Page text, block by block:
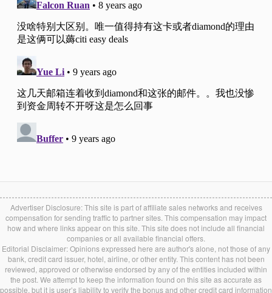
Advertiser Disclosure: This site is part of affiliate sales networks and receives
compensation for sending traffic to partner sites. This compensation may impact
how and where links appear on this site. This site does not include all financial
companies or all available financial offers.
Editorial Disclaimer: Opinions expressed here are author's alone, not those of any
bank, credit card issuer, hotel, airline, or other entity. This content has not been
reviewed, approved or otherwise endorsed by any of the entities included within
the post. We attempt to keep the information found on this site as accurate as
possible, but it is user’s liability to verify the bonus and other credit card information